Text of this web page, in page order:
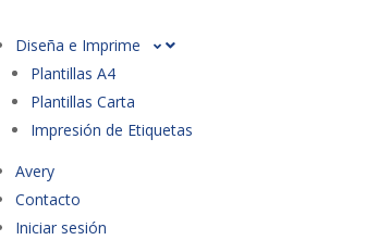
Diseña e Imprime
Plantillas A4
Plantillas Carta
Impresión de Etiquetas
Avery
Contacto
Iniciar sesión